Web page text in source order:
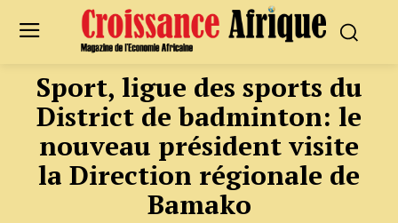
Sport, ligue des sports du
District de badminton: le
nouveau président visite
la Direction régionale de
Bamako